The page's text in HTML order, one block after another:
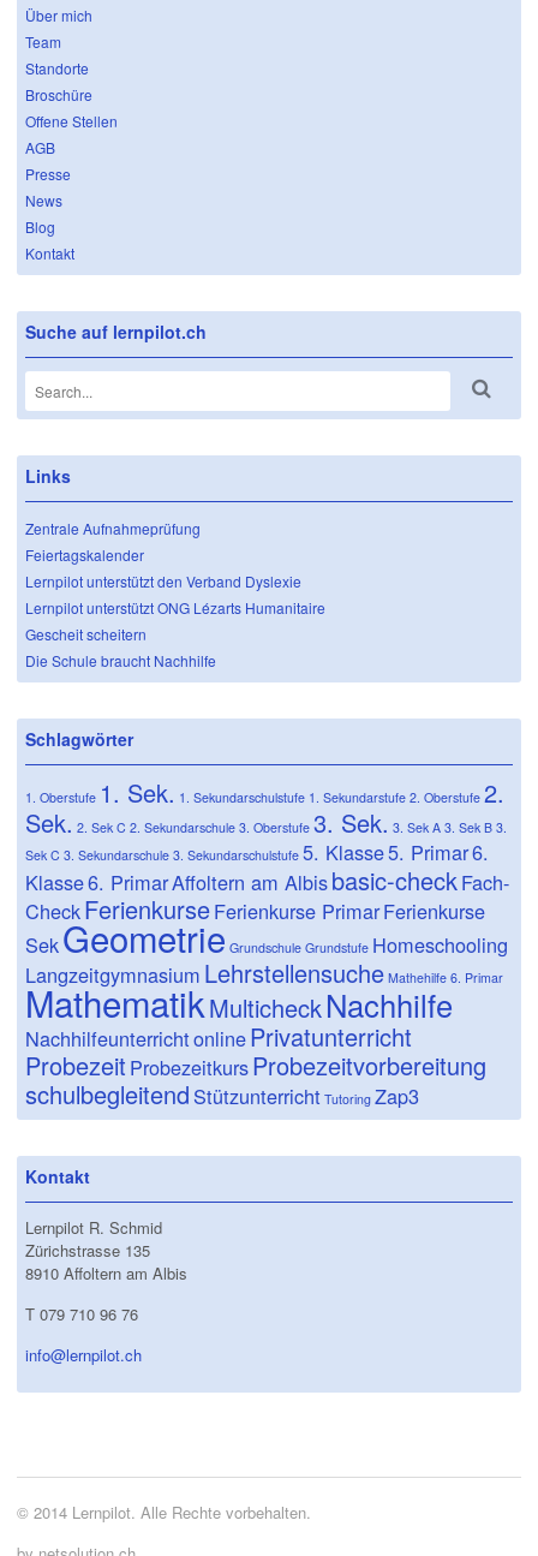
Über mich
Team
Standorte
Broschüre
Offene Stellen
AGB
Presse
News
Blog
Kontakt
Suche auf lernpilot.ch
Links
Zentrale Aufnahmeprüfung
Feiertagskalender
Lernpilot unterstützt den Verband Dyslexie
Lernpilot unterstützt ONG Lézarts Humanitaire
Gescheit scheitern
Die Schule braucht Nachhilfe
Schlagwörter
1. Oberstufe 1. Sek. 1. Sekundarschulstufe 1. Sekundarstufe 2. Oberstufe 2.
Sek. 2. Sek C 2. Sekundarschule 3. Oberstufe 3. Sek. 3. Sek A 3. Sek B 3.
Sek C 3. Sekundarschule 3. Sekundarschulstufe 5. Klasse5. Primar6.
Klasse6. PrimarAffoltern am Albisbasic-checkFach-
CheckFerienkurseFerienkurse PrimarFerienkurse
SekGeometrie Grundschule Grundstufe Homeschooling
Langzeitgymnasium Lehrstellensuche Mathehilfe 6. Primar
MathematikMulticheckNachhilfe
NachhilfeunterrichtonlinePrivatunterricht
Probezeit ProbezeitkursProbezeitvorbereitung
schulbegleitend Stützunterricht Tutoring Zap3
Kontakt
Lernpilot R. Schmid
Zürichstrasse 135
8910 Affoltern am Albis
T 079 710 96 76
info@lernpilot.ch
© 2014 Lernpilot. Alle Rechte vorbehalten.